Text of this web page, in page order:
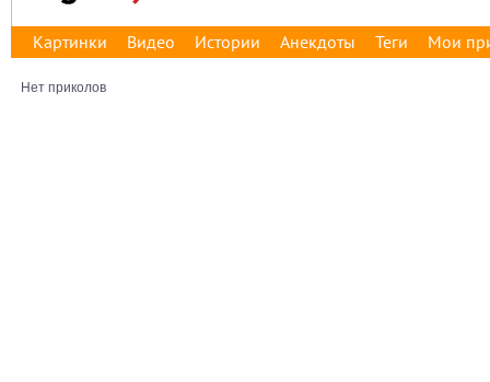
Картинки Видео Истории Анекдоты Теги Мои
Нет приколов